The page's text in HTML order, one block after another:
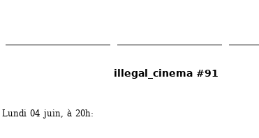
contenu
illegal_cinema #91
Lundi 04 juin, à 20h: